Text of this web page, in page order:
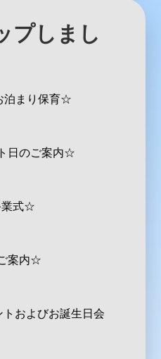
プしまし
泊まり保育☆
日のご案内☆
業式☆
案内☆
およびお誕生日会